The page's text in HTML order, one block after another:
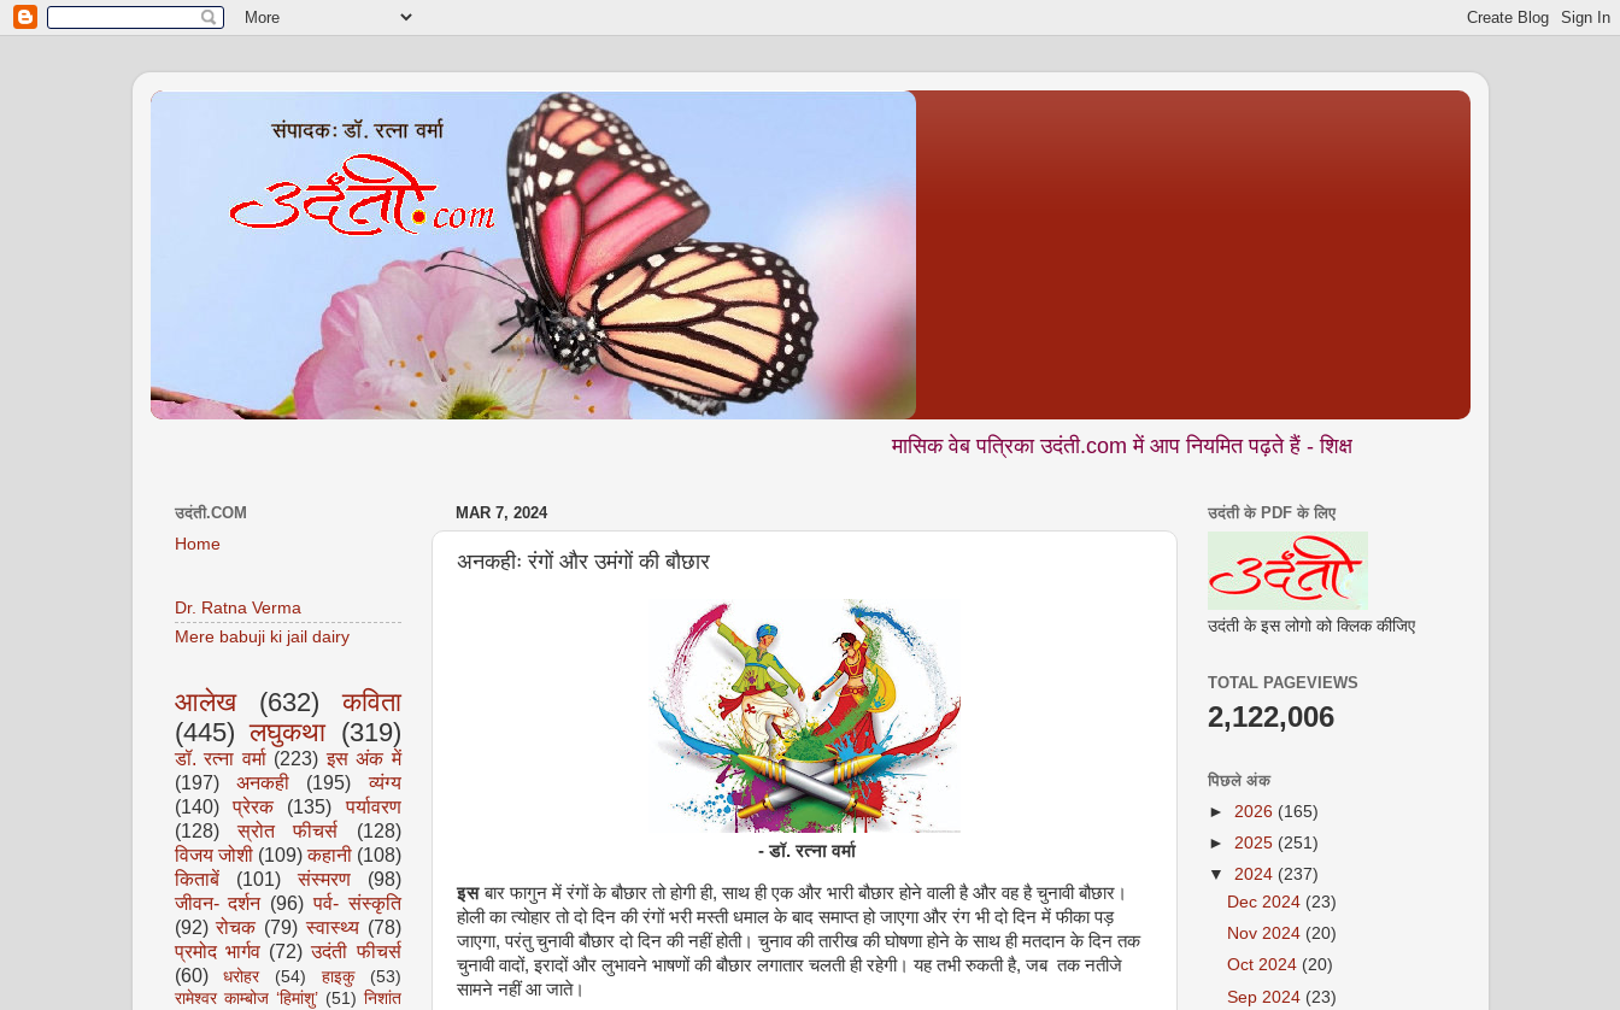
मासिक वेब पत्रिका उदंती.com में आप नियमित पढ़ते हैं - शिक्षा • समाज • कला- संस्कृति • पर्यावरण आदि
MAR 7, 2024
अनकहीः रंगों और उमंगों की बौछार
- डॉ. रत्ना वर्मा
इसबार फागुन में रंगों के बौछार तो होगी ही, साथ ही एक और भारी बौछार होने वाली है और वह है चुनावी बौछार।
होली का त्योहार तो दो दिन की रंगों भरी मस्ती धमाल के बाद समाप्त हो जाएगा और रंग भी दो दिन में फीका पड़
जाएगा, परंतु चुनावी बौछार दो दिन की नहीं होती। चुनाव की तारीख की घोषणा होने के साथ ही मतदान के दिन तक
चुनावी वादों, इरादों और लुभावने भाषणों की बौछार लगातार चलती ही रहेगी। यह तभी रुकती है, जब तक नतीजे
सामने नहीं आ जाते।
उदंती.COM
Home
Dr. Ratna Verma
Mere babuji ki jail dairy
आलेख (632)
कविता
(445) लघुकथा (319)
डॉ. रत्ना वर्मा (223) इस अंक में
(197)
अनकही (195)
व्यंग्य
(140)
प्रेरक (135)
पर्यावरण
(128)
स्रोत फीचर्स
(128)
विजय जोशी (109) कहानी (108)
किताबें
(101) संस्मरण
(98)
जीवन- दर्शन (96) पर्व- संस्कृति
(92) रोचक (79) स्वास्थ्य (78)
प्रमोद भार्गव (72) उदंती फीचर्स
(60)
धरोहर (54) हाइकु
(53)
रामेश्वर काम्बोज ‘हिमांशु’ (51) निशांत
उदंती के PDF के लिए
उदंती के इस लोगो को क्लिक कीजिए
TOTAL PAGEVIEWS
2,122,006
पिछले अंक
► 2026 (165)
► 2025 (251)
▼ 2024 (237)
Dec 2024 (23)
Nov 2024 (20)
Oct 2024 (20)
Sep 2024 (23)